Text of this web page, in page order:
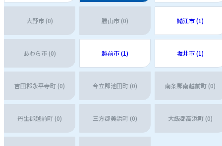
大野市 (0) 勝山市 (0) 鯖江市 (1)
あわら市 (0) 越前市 (1) 坂井市 (1)
吉田郡永平寺町 (0) 今立郡池田町 (0) 南条郡南越前町 (0)
丹生郡越前町 (0) 三方郡美浜町 (0) 大飯郡高浜町 (0)